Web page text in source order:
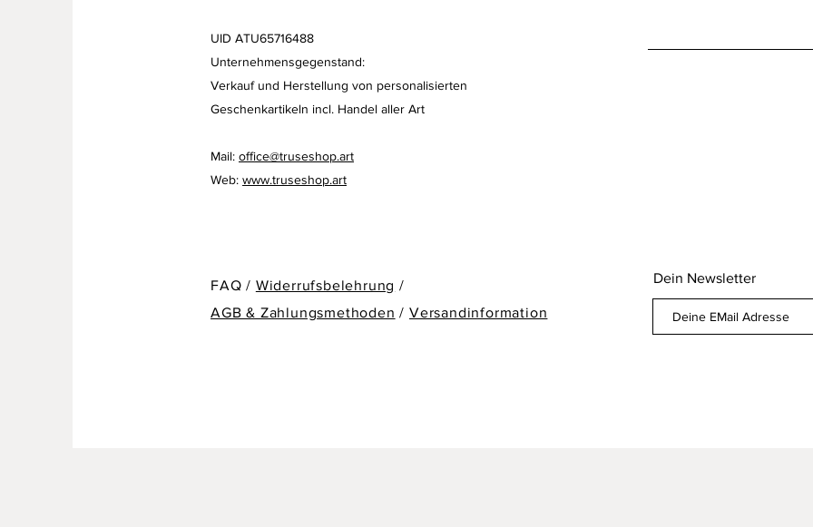
UID ATU65716488
Unternehmensgegenstand:
Verkauf und Herstellung von personalisierten
Geschenkartikeln incl. Handel aller Art
Mail: office@truseshop.art
Web: www.truseshop.art
FAQ / Widerrufsbelehrung /
AGB & Zahlungsmethoden /Versandinformation
Dein Newsletter